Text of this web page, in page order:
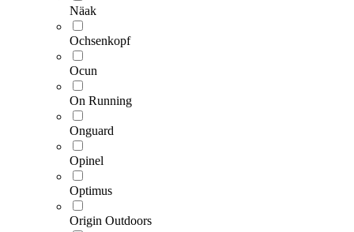
Näak
Ochsenkopf
Ocun
On Running
Onguard
Opinel
Optimus
Origin Outdoors